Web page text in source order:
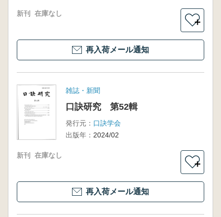
新刊 在庫なし
＋
再入荷メール通知
雑誌・新聞
口訣研究 第52輯
発行元： 口訣学会
出版年： 2024/02
新刊 在庫なし
＋
再入荷メール通知